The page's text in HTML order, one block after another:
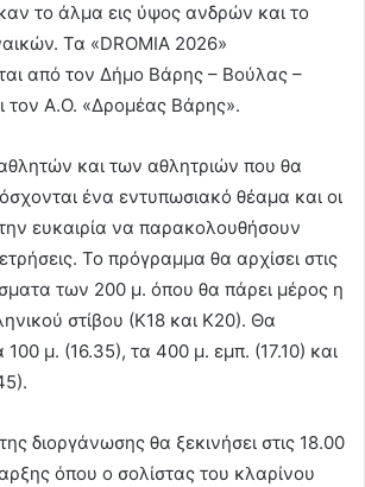
το άλμα εις ύψος ανδρών και το
Τα «DROMIA 2026»
από τον Δήμο Βάρης – Βούλας –
τον Α.Ο. «Δρομέας Βάρης».
και των αθλητριών που θα
ένα εντυπωσιακό θέαμα και οι
ευκαιρία να παρακολουθήσουν
Το πρόγραμμα θα αρχίσει στις
των 200 μ. όπου θα πάρει μέρος η
στίβου (Κ18 και Κ20). Θα
μ. (16.35), τα 400 μ. εμπ. (17.10) και
διοργάνωσης θα ξεκινήσει στις 18.00
όπου ο σολίστας του κλαρίνου